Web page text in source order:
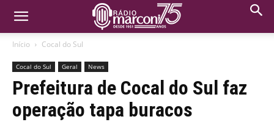
Início Cocal do Sul
Cocal do Sul Geral News
Prefeitura de Cocal do Sul faz
operação tapa buracos